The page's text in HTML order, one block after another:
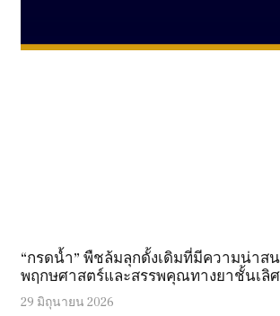
“กรดน้ำ” พืชล้มลุกดั้งเดิมที่มีความน่าส
พฤกษศาสตร์และสรรพคุณทางยาชั้นเลิศ
29 มิถุนายน 2026